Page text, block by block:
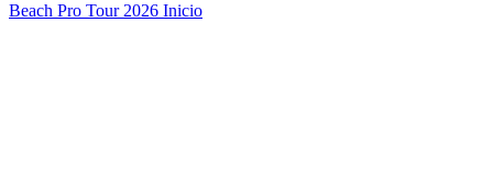
Beach Pro Tour 2026 Inicio